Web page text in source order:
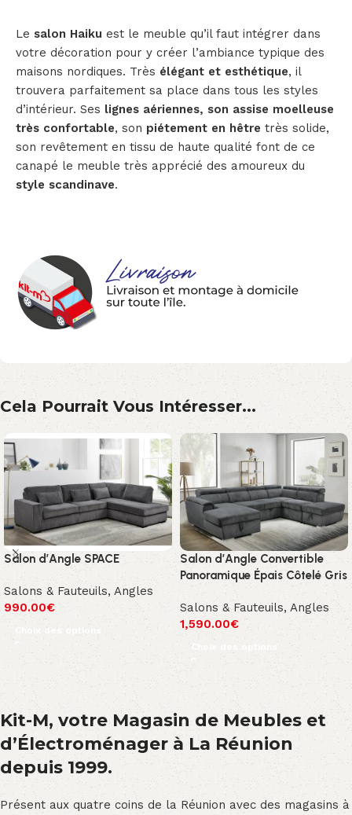
Le salon Haiku est le meuble qu’il faut intégrer dans
votre décoration pour y créer l’ambiance typique des
maisons nordiques. Très élégant et esthétique, il
trouvera parfaitement sa place dans tous les styles
d’intérieur. Ses lignes aériennes, son assise moelleuse
très confortable, son piétement en hêtre très solide,
son revêtement en tissu de haute qualité font de ce
canapé le meuble très apprécié des amoureux du
style scandinave.
Cela Pourrait Vous Intéresser...
Salon d’Angle SPACE
Salons & Fauteuils, Angles
990.00€
Choix des options
Salon d’Angle Convertible
Panoramique Épais Côtelé Gris
Salons & Fauteuils, Angles
1,590.00€
Choix des options
Kit-M, votre Magasin de Meubles et
d’Électroménager à La Réunion
depuis 1999.
Présent aux quatre coins de la Réunion avec des magasins à